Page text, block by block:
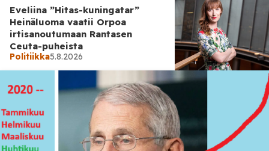
Eveliina ”Hitas-kuningatar”
Heinäluoma vaatii Orpoa
irtisanoutumaan Rantasen
Ceuta-puheista
Politiikka5.8.2026
Politiikka4.8.2026
Demariväki hermostui Tomi
Miettisen kysymyksistä
vaaliteltalla